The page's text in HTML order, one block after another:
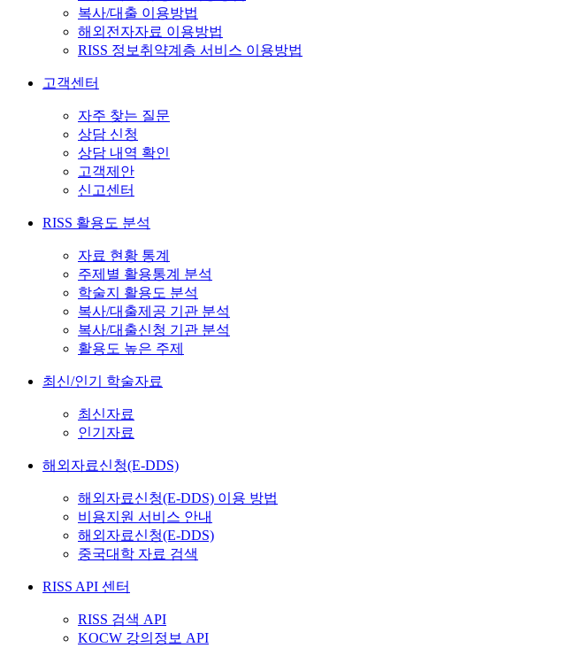
복사/대출 이용방법
해외전자자료 이용방법
RISS 정보취약계층 서비스 이용방법
고객센터
자주 찾는 질문
상담 신청
상담 내역 확인
고객제안
신고센터
RISS 활용도 분석
자료 현황 통계
주제별 활용통계 분석
학술지 활용도 분석
복사/대출제공 기관 분석
복사/대출신청 기관 분석
활용도 높은 주제
최신/인기 학술자료
최신자료
인기자료
해외자료신청(E-DDS)
해외자료신청(E-DDS) 이용 방법
비용지원 서비스 안내
해외자료신청(E-DDS)
중국대학 자료 검색
RISS API 센터
RISS 검색 API
KOCW 강의정보 API